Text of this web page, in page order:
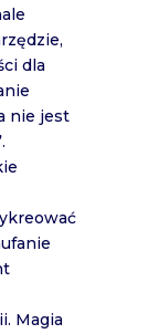
dla
nie jest
Magia